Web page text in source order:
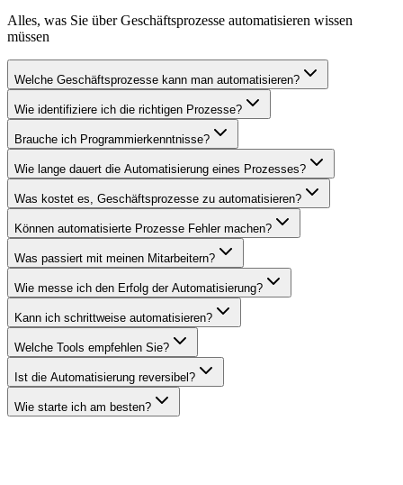
Alles, was Sie überGeschäftsprozesse automatisieren wissen
müssen
Welche Geschäftsprozesse kann man automatisieren?
Wie identifiziere ich die richtigen Prozesse?
Brauche ich Programmierkenntnisse?
Wie lange dauert die Automatisierung eines Prozesses?
Was kostet es, Geschäftsprozesse zu automatisieren?
Können automatisierte Prozesse Fehler machen?
Was passiert mit meinen Mitarbeitern?
Wie messe ich den Erfolg der Automatisierung?
Kann ich schrittweise automatisieren?
Welche Tools empfehlen Sie?
Ist die Automatisierung reversibel?
Wie starte ich am besten?